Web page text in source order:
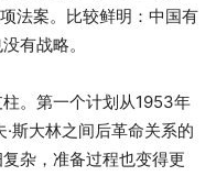
法案。比较鲜明：中国有
有战略。
。第一个计划从1953年
斯大林之间后革命关系的
杂，准备过程也变得更